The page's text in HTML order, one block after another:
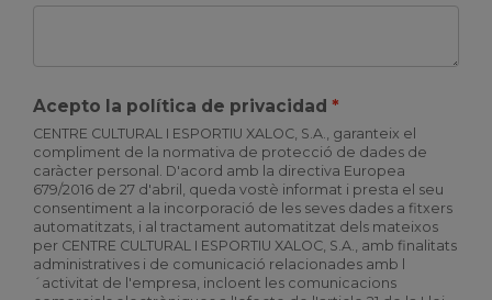
Acepto la política de privacidad
CENTRE CULTURAL I ESPORTIU XALOC, S.A., garanteix el
compliment de la normativa de protecció de dades de
caràcter personal. D'acord amb la directiva Europea
679/2016 de 27 d'abril, queda vostè informat i presta el seu
consentiment a la incorporació de les seves dades a fitxers
automatitzats, i al tractament automatitzat dels mateixos
per CENTRE CULTURAL I ESPORTIU XALOC, S.A., amb finalitats
administratives i de comunicació relacionades amb l
´activitat de l'empresa, incloent les comunicacions